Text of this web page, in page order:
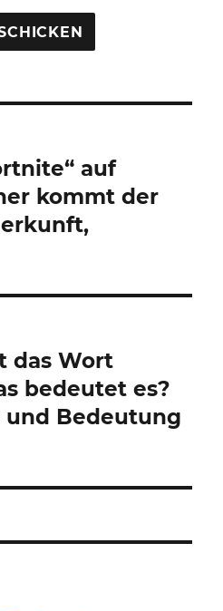
auf
kommt der
das Wort
bedeutet es?
Bedeutung